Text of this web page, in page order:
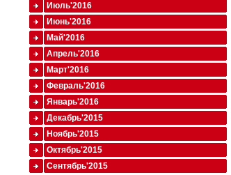
Июль'2016
Июнь'2016
Май'2016
Апрель'2016
Март'2016
Февраль'2016
Январь'2016
Декабрь'2015
Ноябрь'2015
Октябрь'2015
Сентябрь'2015